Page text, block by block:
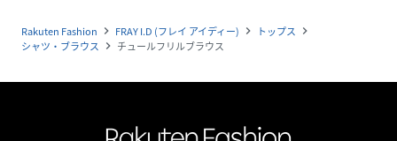
Rakuten Fashion navigate_next FRAY I.D (フレイ アイディー) navigate_next トップス navigate_next
シャツ・ブラウス navigate_next チュールフリルブラウス